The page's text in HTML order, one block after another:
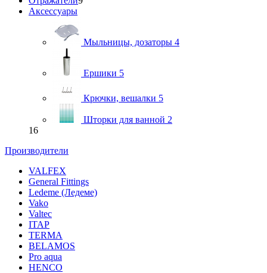
Аксессуары
Мыльницы, дозаторы 4
Ершики 5
Крючки, вешалки 5
Шторки для ванной 2
16
Производители
VALFEX
General Fittings
Ledeme (Ледеме)
Vako
Valtec
ITAP
TERMA
BELAMOS
Pro aqua
HENCO